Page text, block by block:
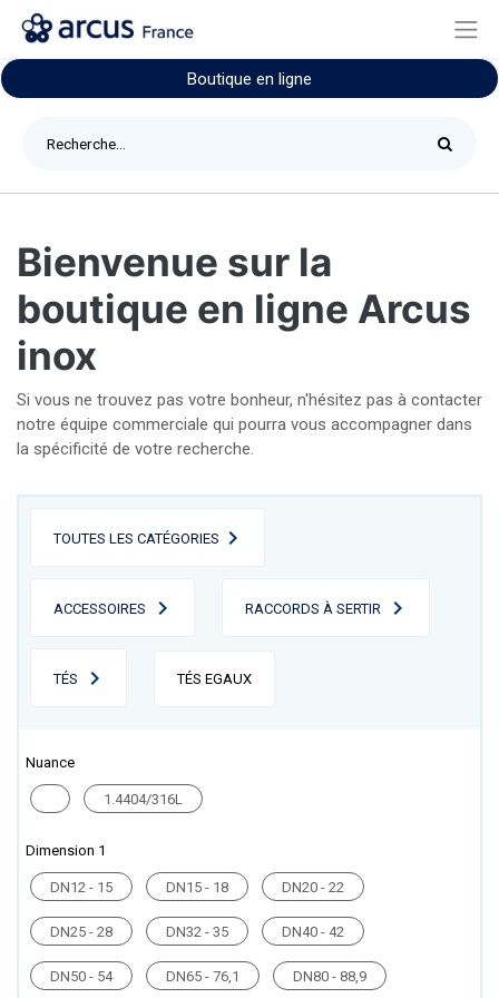
Boutique en ligne
Bienvenue sur la
boutique en ligne Arcus
inox
Si vous ne trouvez pas votre bonheur, n'hésitez pas à contacter
notre équipe commerciale qui pourra vous accompagner dans
la spécificité de votre recherche.
TOUTES LES CATÉGORIES
ACCESSOIRES RACCORDS À SERTIR
TÉS TÉS EGAUX
Nuance
1.4404/316L
Dimension 1
DN12 - 15 DN15 - 18 DN20 - 22
DN25 - 28 DN32 - 35 DN40 - 42
DN50 - 54 DN65 - 76,1 DN80 - 88,9